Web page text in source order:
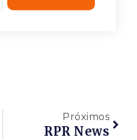
Próximos
RPR News